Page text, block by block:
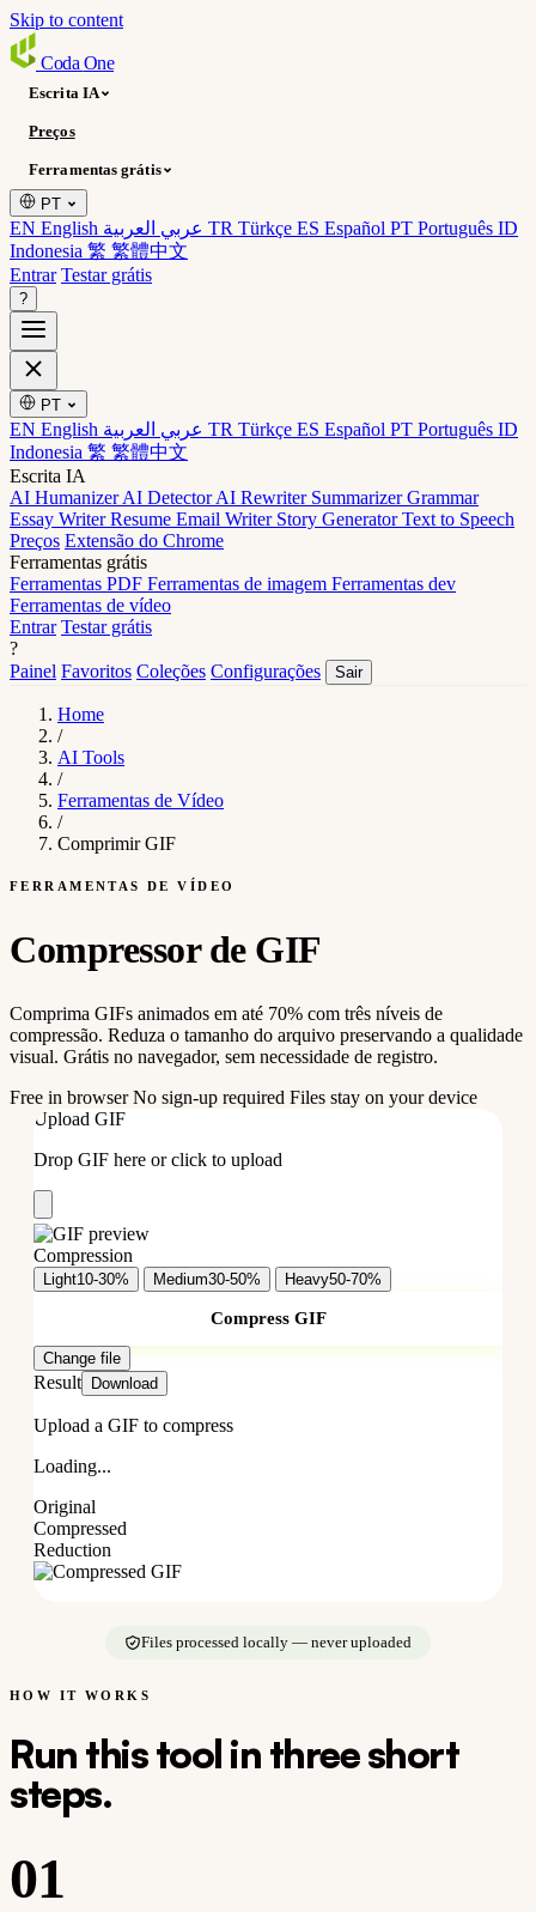
Skip to content
Coda One
Escrita IA
Preços
Ferramentas grátis
PT
EN English TR Türkçe ES Español PT Português ID
Indonesia 繁 繁體中文
Entrar Testar grátis
?
PT
EN English TR Türkçe ES Español PT Português ID
Indonesia 繁 繁體中文
Escrita IA
AI HumanizerAI DetectorAI Rewriter SummarizerGrammar
Essay WriterResume Email Writer Story GeneratorText to Speech
Preços Extensão do Chrome
Ferramentas grátis
Ferramentas PDF Ferramentas de imagem Ferramentas dev
Ferramentas de vídeo
Entrar Testar grátis
?
Painel Favoritos Coleções Configurações Sair
Home
/
AI Tools
/
Ferramentas de Vídeo
/
Comprimir GIF
FERRAMENTAS DE VÍDEO
Compressor de GIF
Comprima GIFs animados em até 70% com três níveis de
compressão. Reduza o tamanho do arquivo preservando a qualidade
visual. Grátis no navegador, sem necessidade de registro.
Free in browserNo sign-up required Files stay on your device
Upload GIF
Drop GIF here or click to upload
Compression
Light10-30% Medium30-50% Heavy50-70%
Compress GIF
Change file
Result Download
Upload a GIF to compress
Loading...
Original
Compressed
Reduction
Files processed locally — never uploaded
HOW IT WORKS
Run this tool in three short
steps.
01